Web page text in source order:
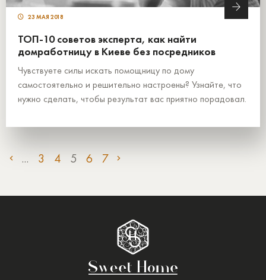
23 МАЯ 2018
ТОП-10 советов эксперта, как найти
домработницу в Киеве без посредников
Чувствуете силы искать помощницу по дому
самостоятельно и решительно настроены? Узнайте, что
нужно сделать, чтобы результат вас приятно порадовал.
... 3 4 5 6 7